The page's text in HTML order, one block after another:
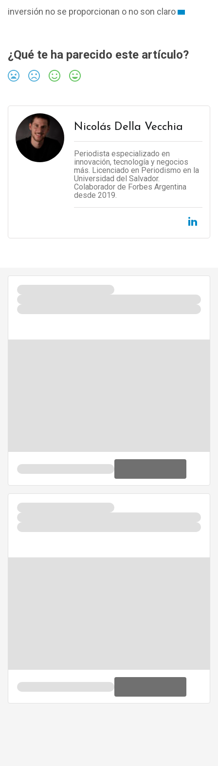
inversión no se proporcionan o no son claro
¿Qué te ha parecido este artículo?
Nicolás Della Vecchia
Periodista especializado en
innovación, tecnología y negocios
más. Licenciado en Periodismo en la
Universidad del Salvador.
Colaborador de Forbes Argentina
desde 2019.